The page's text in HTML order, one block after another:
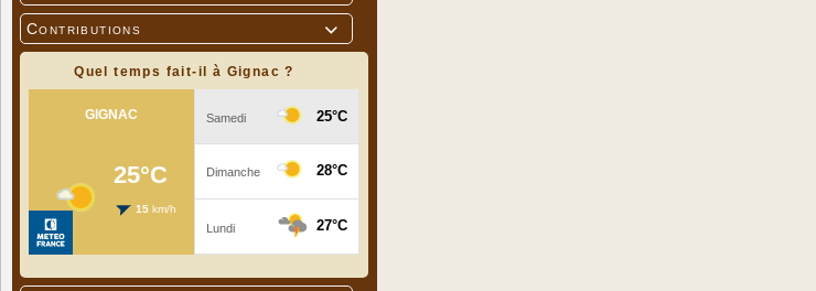

Contributions
Quel temps fait-il à Gignac ?